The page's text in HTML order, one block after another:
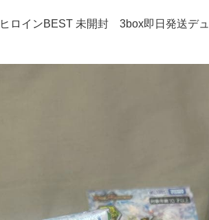
ロインBEST 未開封 3box即日発送デ